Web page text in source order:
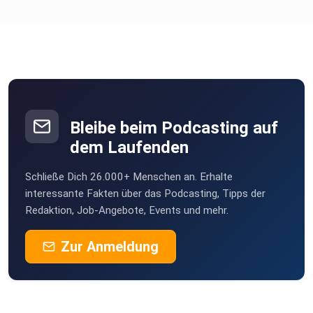
Bleibe beim Podcasting auf
dem Laufenden
Schließe Dich 26.000+ Menschen an. Erhalte
interessante Fakten über das Podcasting, Tipps der
Redaktion, Job-Angebote, Events und mehr.
Zur Anmeldung